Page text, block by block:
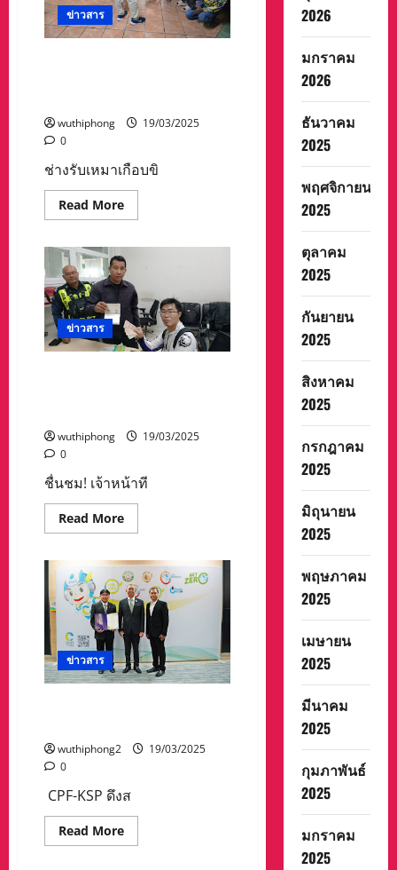
นอน
พัก
เกาะ
กลาง
ข่าวสาร
wuthiphong
19/03/2025
0
ช่างรับเหมาเกือบขิ
Read MoreRead
more
เห
มา
เกือบ
ขิด
หลัง
ลิฟท์
ค้าง
นาน
ภัยฯ
ช่วย
ข่าวสาร
wuthiphong
19/03/2025
0
ชื่นชม! เจ้าหน้าที
Read MoreRead
more
เจ้า
หน้าที่
พัทยา
เก็บ
กระเป๋า
นัก
ท่อง
เที่ยว
ได้
2
เจ้าของ
ครบ
ข่าวสาร
wuthiphong2
19/03/2025
0
CPF-KSP ดึงส
Read MoreRead
more
2026
มกราคม
2026
ธันวาคม
2025
พฤศจิกายน
2025
ตุลาคม
2025
กันยายน
2025
สิงหาคม
2025
กรกฎาคม
2025
มิถุนายน
2025
พฤษภาคม
2025
เมษายน
2025
มีนาคม
2025
กุมภาพันธ์
2025
มกราคม
2025